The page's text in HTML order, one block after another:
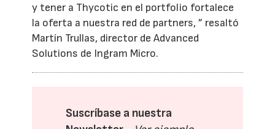
y tener a Thycotic en el portfolio fortalece
la oferta a nuestra red de partners, ” resaltó
Martín Trullas, director de Advanced
Solutions de Ingram Micro.
Suscríbase a nuestra